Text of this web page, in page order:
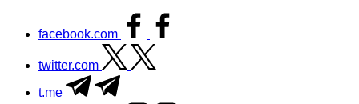
facebook.com
twitter.com
t.me